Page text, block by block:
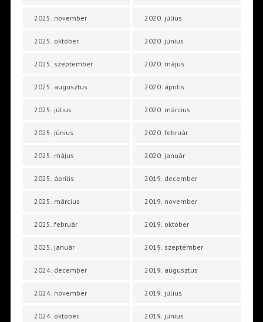
2025. november
2025. október
2025. szeptember
2025. augusztus
2025. július
2025. június
2025. május
2025. április
2025. március
2025. február
2025. január
2024. december
2024. november
2024. október
2020. július
2020. június
2020. május
2020. április
2020. március
2020. február
2020. január
2019. december
2019. november
2019. október
2019. szeptember
2019. augusztus
2019. július
2019. június